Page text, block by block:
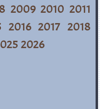
2009 2010 2011
2016 2017 2018
2026